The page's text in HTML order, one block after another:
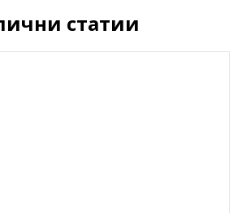
статии